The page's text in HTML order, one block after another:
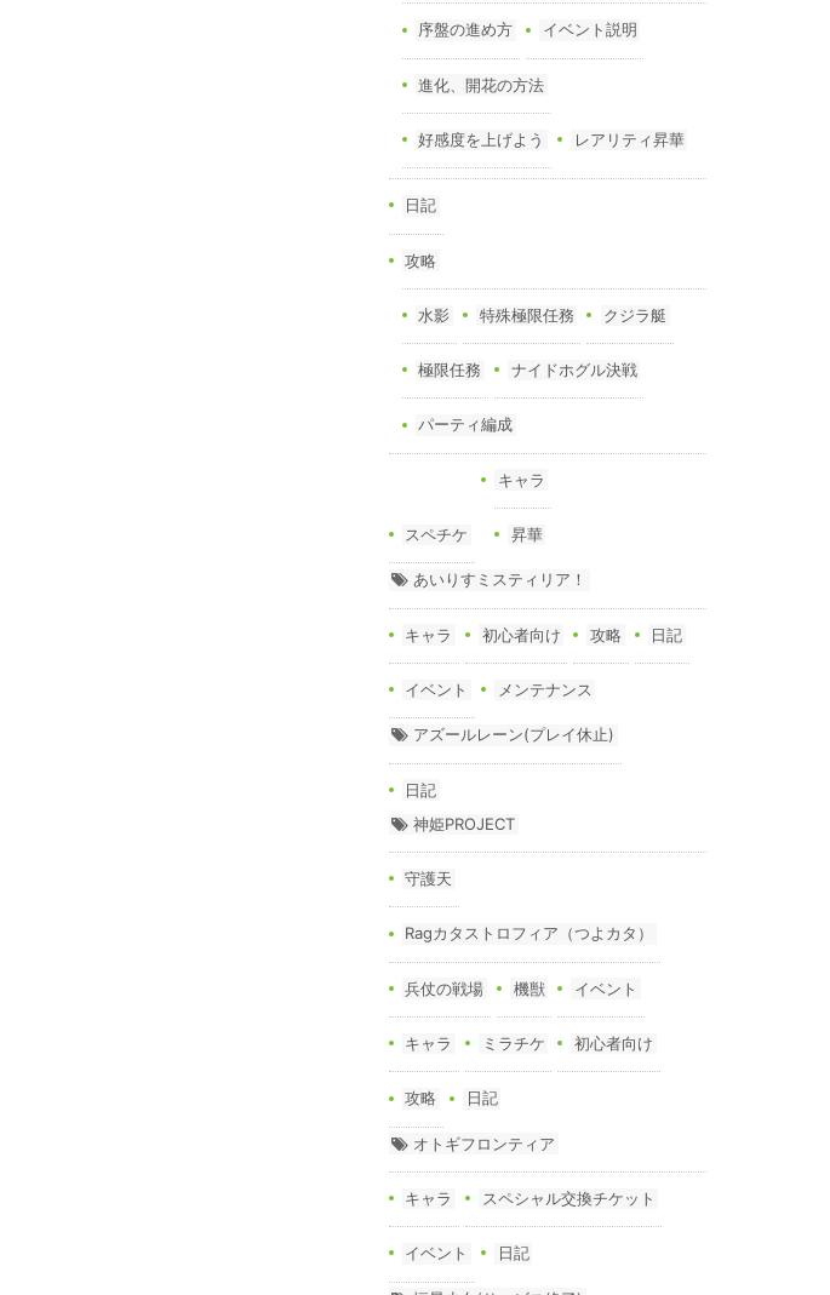
序盤の進め方 イベント説明
進化、開花の方法
好感度を上げよう レアリティ昇華
日記
攻略
水影 特殊極限任務 クジラ艇
極限任務 ナイドホグル決戦
パーティ編成
スペチケ
キャラ
昇華
あいりすミスティリア！
キャラ 初心者向け 攻略 日記
イベント メンテナンス
アズールレーン(プレイ休止)
日記
神姫PROJECT
守護天
Ragカタストロフィア（つよカタ）
兵仗の戦場 機獣 イベント
キャラ ミラチケ 初心者向け
攻略 日記
オトギフロンティア
キャラ スペシャル交換チケット
イベント 日記